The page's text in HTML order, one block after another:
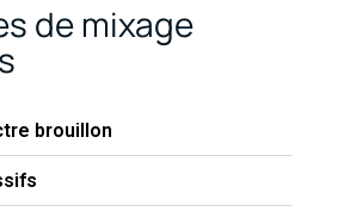
de mixage
brouillon